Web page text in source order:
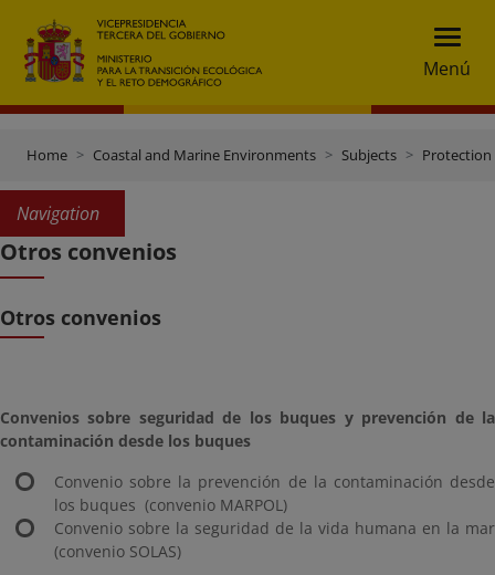
Menú
Home Coastal and Marine Environments Subjects
Navigation
Otros convenios
Otros convenios
Convenios sobre seguridad de los buques y prevención de la
contaminación desde los buques
Convenio sobre la prevención de la contaminación desde
los buques (convenio MARPOL)
Convenio sobre la seguridad de la vida humana en la mar
(convenio SOLAS)